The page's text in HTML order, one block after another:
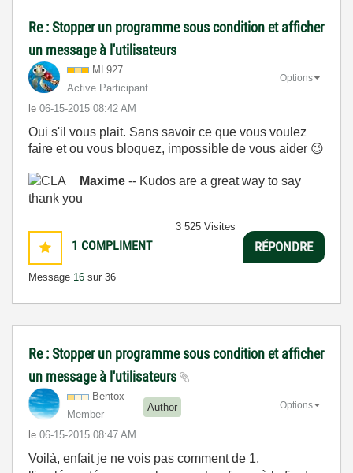
Re : Stopper un programme sous condition et afficher
un message à l'utilisateurs
ML927
Active Participant
le ‎06-15-2015 08:42 AM
Options
Oui s'il vous plait. Sans savoir ce que vous voulez
faire et ou vous bloquez, impossible de vous aider 😉
Maxime -- Kudos are a great way to say
thank you
1 COMPLIMENT
Message 16 sur 36
3 525 Visites
RÉPONDRE
Re : Stopper un programme sous condition et afficher
un message à l'utilisateurs
Bentox
Member
Author
le ‎06-15-2015 08:47 AM
Options
Voilà, enfait je ne vois pas comment de 1,